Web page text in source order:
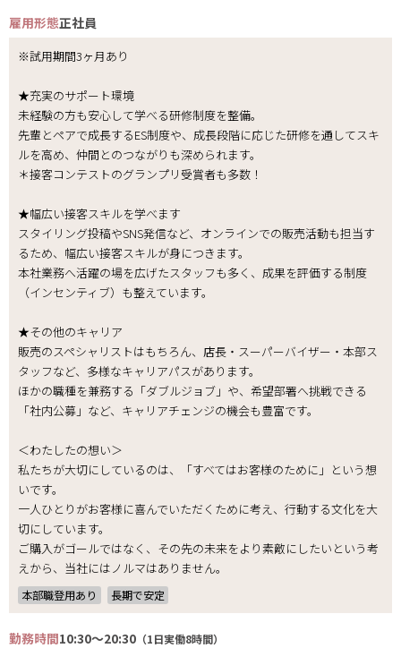
雇用形態正社員
※試用期間3ヶ月あり
★充実のサポート環境
未経験の方も安心して学べる研修制度を整備。
先輩とペアで成長するES制度や、成長段階に応じた研修を通してスキ
ルを高め、仲間とのつながりも深められます。
＊接客コンテストのグランプリ受賞者も多数！
★幅広い接客スキルを学べます
スタイリング投稿やSNS発信など、オンラインでの販売活動も担当す
るため、幅広い接客スキルが身につきます。
本社業務へ活躍の場を広げたスタッフも多く、成果を評価する制度
（インセンティブ）も整えています。
★その他のキャリア
販売のスペシャリストはもちろん、店長・スーパーバイザー・本部ス
タッフなど、多様なキャリアパスがあります。
ほかの職種を兼務する「ダブルジョブ」や、希望部署へ挑戦できる
「社内公募」など、キャリアチェンジの機会も豊富です。
＜わたしたの想い＞
私たちが大切にしているのは、「すべてはお客様のために」という想
いです。
一人ひとりがお客様に喜んでいただくために考え、行動する文化を大
切にしています。
ご購入がゴールではなく、その先の未来をより素敵にしたいという考
えから、当社にはノルマはありません。
本部職登用あり 長期で安定
勤務時間10:30～20:30 （1日実働8時間）